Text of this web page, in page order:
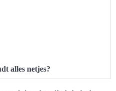
alles netjes?